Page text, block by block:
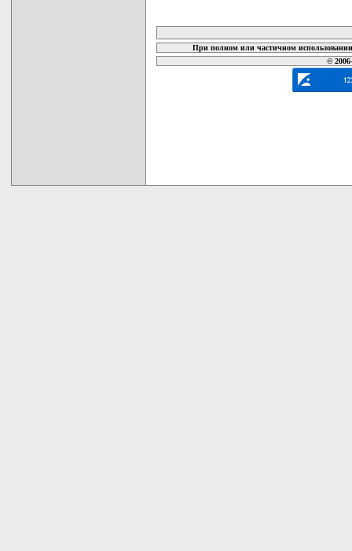
При полном или частичном
©